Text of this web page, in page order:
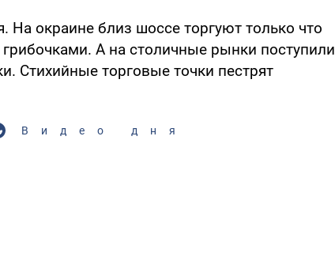
На окраине близ шоссе торгуют только что
А на столичные рынки поступили
Стихийные торговые точки пестрят
Видео дня